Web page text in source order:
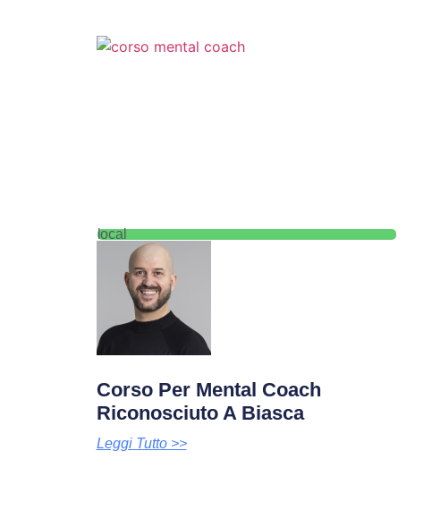
local
Corso Per Mental Coach
Riconosciuto A Biasca
Leggi Tutto >>